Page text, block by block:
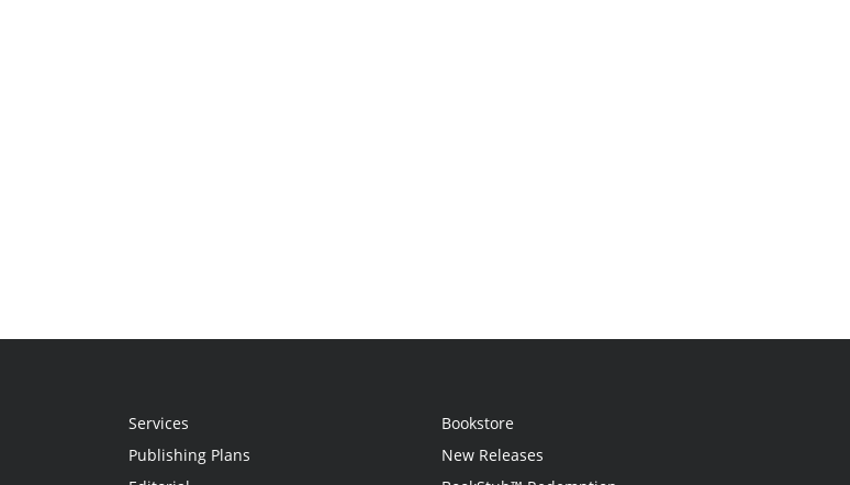
Services
Publishing Plans
Bookstore
New Releases